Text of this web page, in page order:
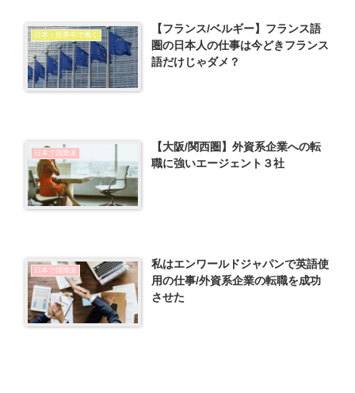
日本・世界中で働く
【フランス/ベルギー】フランス語
圏の日本人の仕事は今どきフランス
語だけじゃダメ？
日本で国際派
【大阪/関西圏】外資系企業への転
職に強いエージェント３社
日本で国際派
私はエンワールドジャパンで英語使
用の仕事/外資系企業の転職を成功
させた